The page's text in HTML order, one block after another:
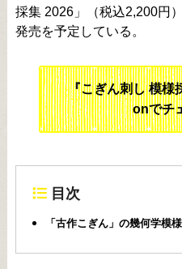
採集 2026」（税込2,200円
発売を予定している。
『こぎん刺し 模
onでチ
目次
「古作こぎん」の幾何学模